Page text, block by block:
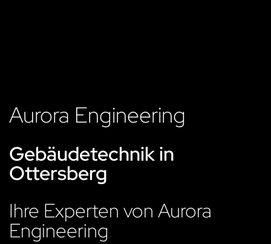
Aurora Engineering
Gebäudetechnik in
Ottersberg
Ihre Experten von Aurora
Engineering